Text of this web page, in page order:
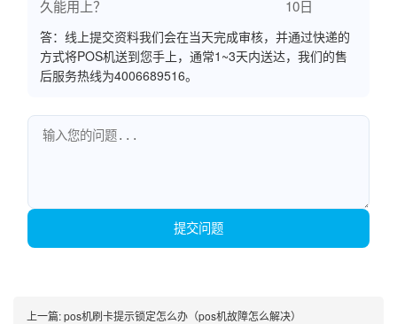
久能用上？
10日
答：线上提交资料我们会在当天完成审核，并通过快递的
方式将POS机送到您手上，通常1~3天内送达，我们的售
后服务热线为4006689516。
提交问题
上一篇:pos机刷卡提示锁定怎么办（pos机故障怎么解决）